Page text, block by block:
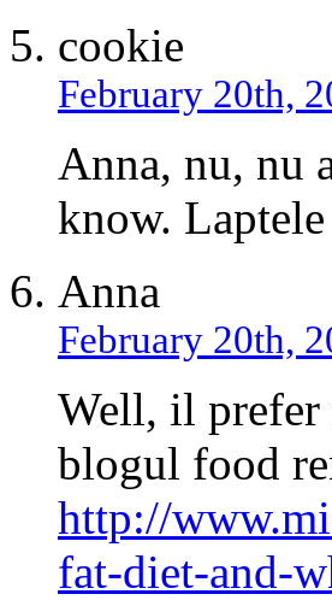
cookie
February 20th,
Anna, nu, nu
know.
Anna
February 20th,
Well, il prefer
blogul food
http://
fat-diet-and-